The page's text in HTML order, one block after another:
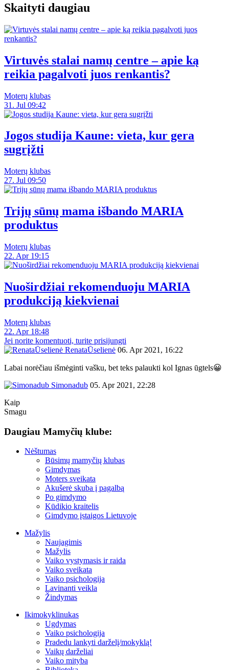
Skaityti daugiau
Virtuvės stalai namų centre – apie ką
reikia pagalvoti juos renkantis?
Moterų klubas
31. Jul 09:42
Jogos studija Kaune: vieta, kur gera
sugrįžti
Moterų klubas
27. Jul 09:50
Trijų sūnų mama išbando MARIA
produktus
Moterų klubas
22. Apr 19:15
Nuoširdžiai rekomenduoju MARIA
produkciją kiekvienai
Moterų klubas
22. Apr 18:48
Jei norite komentuoti, turite prisijungti
RenataŪselienė 06. Apr 2021, 16:22
Labai norėčiau išmėginti vašku, bet teks palaukti kol Ignas ūgtels😀
Simonadub 05. Apr 2021, 22:28
Kaip
Smagu
Daugiau Mamyčių klube:
Nėštumas
Būsimų mamyčių klubas
Gimdymas
Moters sveikata
Akušerė skuba į pagalbą
Po gimdymo
Kūdikio kraitelis
Gimdymo įstaigos Lietuvoje
Mažylis
Naujagimis
Mažylis
Vaiko vystymasis ir raida
Vaiko sveikata
Vaiko psichologija
Lavinanti veikla
Žindymas
Ikimokyklinukas
Ugdymas
Vaiko psichologija
Pradedu lankyti darželį/mokyklą!
Vaikų darželiai
Vaiko mityba